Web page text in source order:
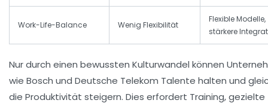
Work-Life-Balance Wenig Flexibilität
Flexible Modelle,
stärkere
Nur durch einen bewussten Kulturwandel können
wie Bosch und Deutsche Telekom Talente halten und
die Produktivität steigern. Dies erfordert Training, gezielte